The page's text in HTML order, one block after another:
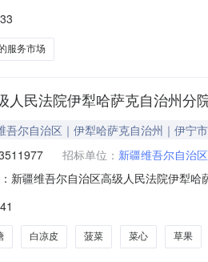
计划文号:采购计划金额（元）:项目所
服务市场
人民法院伊犁哈萨克自治州分
吾尔自治区｜伊犁哈萨克自治州｜伊宁市
招标单位： 新疆维吾尔自治
新疆维吾尔自治区高级人民法院伊犁
附件公斤1.0030111.6230111.62服务
白凉皮 菠菜 菜心 草果